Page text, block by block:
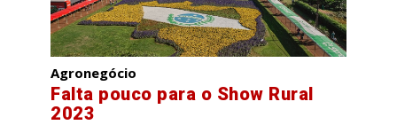
Agronegócio
Falta pouco para o Show Rural
2023